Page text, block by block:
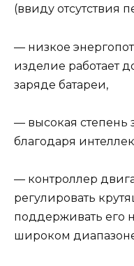
(ввиду отсутствия
— низкое
изделие работает
заряде батареи,
— высокая степень
благодаря
— контроллер
регулировать
поддерживать его
широком